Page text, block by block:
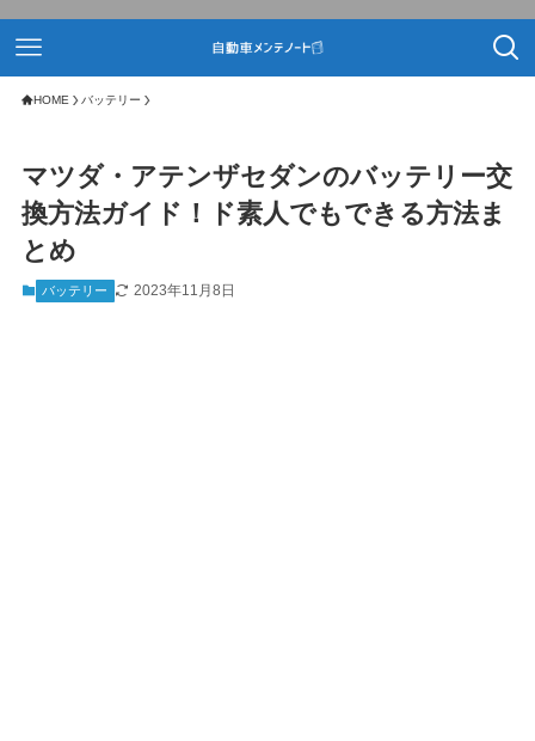
HOME バッテリー
マツダ・アテンザセダンのバッテリー交
換方法ガイド！ド素人でもできる方法ま
とめ
バッテリー 2023年11月8日